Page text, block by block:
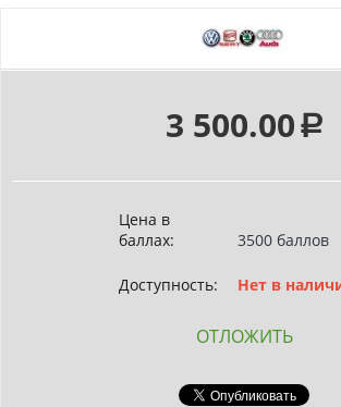
3 500.00 Р
Цена в
баллах:
3500 баллов
Доступность: Нет в
ОТЛОЖИТЬ